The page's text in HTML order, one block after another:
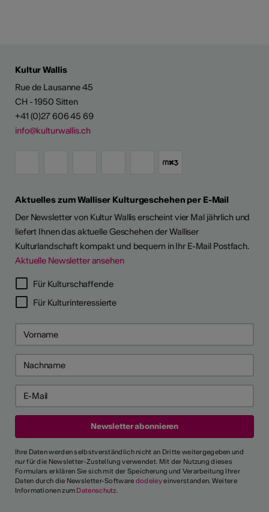
Kultur Wallis
Rue de Lausanne 45
CH - 1950 Sitten
+41 (0)27 606 45 69
info@kulturwallis.ch
Aktuelles zum Walliser Kulturgeschehen per E-Mail
Der Newsletter von Kultur Wallis erscheint vier Mal jährlich und
liefert Ihnen das aktuelle Geschehen der Walliser
Kulturlandschaft kompakt und bequem in Ihr E-Mail Postfach.
Aktuelle Newsletter ansehen
Für Kulturschaffende
Für Kulturinteressierte
Ihre Daten werden selbstverständlich nicht an Dritte weitergegeben und
nur für die Newsletter-Zustellung verwendet. Mit der Nutzung dieses
Formulars erklären Sie sich mit der Speicherung und Verarbeitung Ihrer
Daten durch die Newsletter-Software dodeleyeinverstanden. Weitere
Informationen zum Datenschutz.